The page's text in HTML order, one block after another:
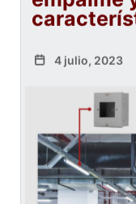
4 julio, 2023